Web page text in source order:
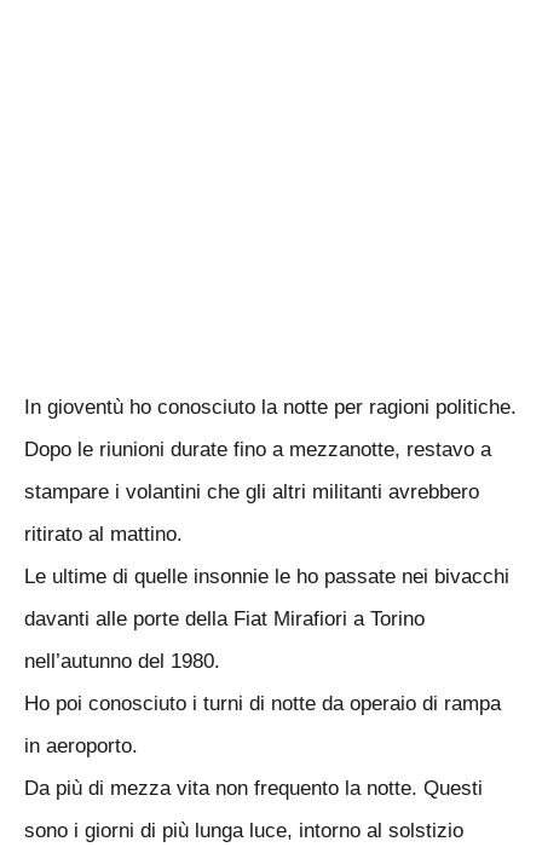
In gioventù ho conosciuto la notte per ragioni politiche.
Dopo le riunioni durate fino a mezzanotte, restavo a
stampare i volantini che gli altri militanti avrebbero
ritirato al mattino.
Le ultime di quelle insonnie le ho passate nei bivacchi
davanti alle porte della Fiat Mirafiori a Torino
nell’autunno del 1980.
Ho poi conosciuto i turni di notte da operaio di rampa
in aeroporto.
Da più di mezza vita non frequento la notte. Questi
sono i giorni di più lunga luce, intorno al solstizio